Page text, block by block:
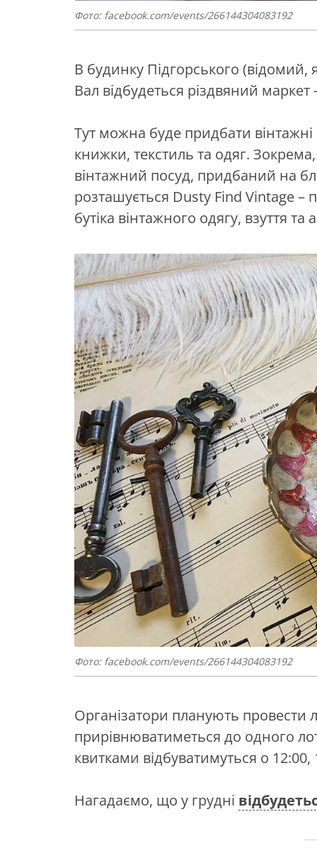
Фото: facebook.com/events/266144304083192
В будинку Підгорського (відомий,
Вал відбудеться різдвяний
Тут можна буде придбати
книжки, текстиль та одяг.
вінтажний посуд, придбаний на
розташується Dusty Find Vintage
бутіка вінтажного одягу, взуття та
Фото: facebook.com/events/266144304083192
Організатори планують провести
прирівнюватиметься до одного
квитками відбуватимуться о 12:00,
Нагадаємо, що у грудні